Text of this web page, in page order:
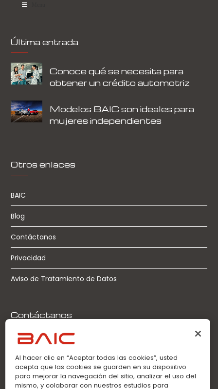
Última entrada
Conoce qué se necesita para
obtener un crédito automotriz
Modelos BAIC son ideales para
mujeres independientes
Otros enlaces
BAIC
Blog
Contáctanos
Privacidad
Aviso de Tratamiento de Datos
Contáctanos
Llamadas:
0963360021
WhatsApp:
0963360021
Al hacer clic en “Aceptar todas las cookies”, usted
acepta que las cookies se guarden en su dispositivo
para mejorar la navegación del sitio, analizar el uso del
mismo, y colaborar con nuestros estudios para